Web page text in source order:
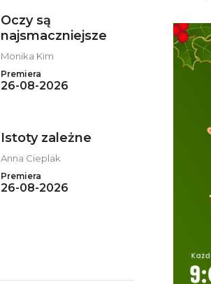
Oczy są
najsmaczniejsze
Monika Kim
Premiera
26-08-2026
Istoty zależne
Anna Cieplak
Premiera
26-08-2026